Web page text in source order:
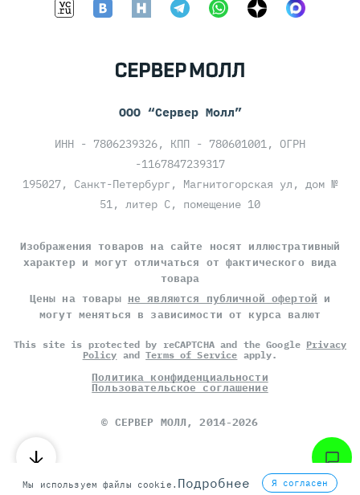
ООО “Сервер Молл”
ИНН - 7806239326, КПП - 780601001, ОГРН
-1167847239317
195027, Санкт-Петербург, Магнитогорская ул, дом №
51, литер С, помещение 10
Изображения товаров на сайте носят иллюстративный
характер и могут отличаться от фактического вида
товара
Цены на товары не являются публичной офертой и
могут меняться в зависимости от курса валют
This site is protected by reCAPTCHA and the Google Privacy
Policy andTerms of Service apply.
Политика конфиденциальности
Пользовательское соглашение
© СЕРВЕР МОЛЛ, 2014-2026
Мы используем файлы cookie. Подробнее Я согласен